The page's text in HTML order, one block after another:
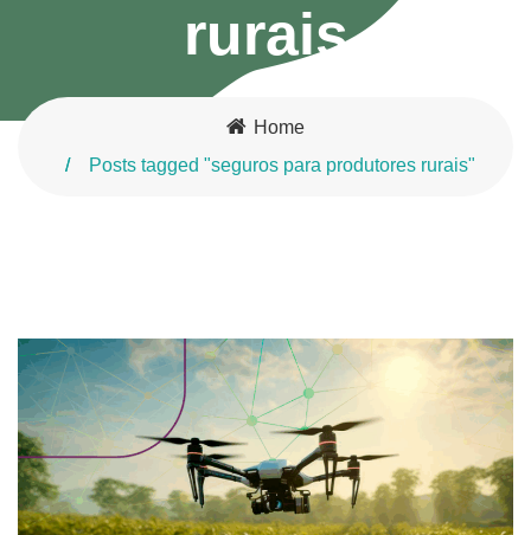
rurais
Home
Posts tagged "seguros para produtores rurais"